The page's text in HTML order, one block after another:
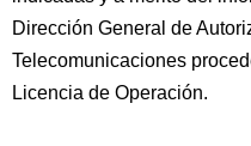
Dirección General de
Telecomunicaciones
Licencia de Operación.